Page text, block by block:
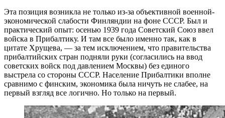
Эта позиция возникла не только из-за объективной военной-
экономической слабости Финляндии на фоне СССР. Был и
практический опыт: осенью 1939 года Советский Союз ввел
войска в Прибалтику. И там все было именно так, как в
цитате Хрущева, — за тем исключением, что правительства
прибалтийских стран подняли руки (согласились на ввод
советских войск под давлением Москвы) без единого
выстрела со стороны СССР. Население Прибалтики вполне
сравнимо с финским, экономика была ничуть не слабее, на
первый взгляд все логично. Но только на первый.